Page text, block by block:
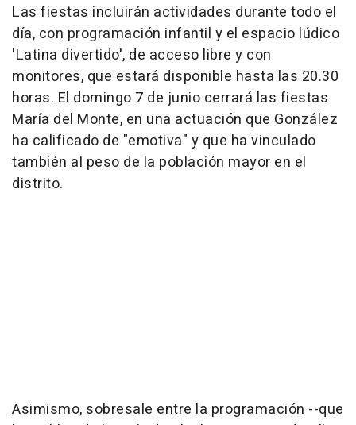
Las fiestas incluirán actividades durante todo el
día, con programación infantil y el espacio lúdico
'Latina divertido', de acceso libre y con
monitores, que estará disponible hasta las 20.30
horas. El domingo 7 de junio cerrará las fiestas
María del Monte, en una actuación que González
ha calificado de "emotiva" y que ha vinculado
también al peso de la población mayor en el
distrito.
Asimismo, sobresale entre la programación --que